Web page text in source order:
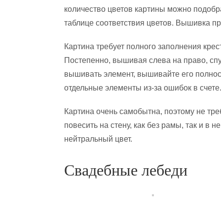
количество цветов картины можно
таблице соответствия цветов. Вышивка
Картина требует полного заполнения
Постепенно, вышивая слева на право,
вышивать элемент, вышивайте его
отдельные элементы из-за ошибок в счете.
Картина очень самобытна, поэтому не
повесить на стену, как без рамы, так и в
нейтральный цвет.
Свадебные лебеди